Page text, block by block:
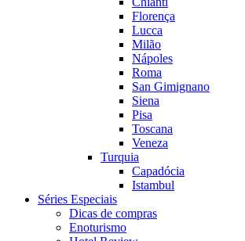
Florença
Lucca
Milão
Nápoles
Roma
San Gimignano
Siena
Pisa
Toscana
Veneza
Turquia
Capadócia
Istambul
Séries Especiais
Dicas de compras
Enoturismo